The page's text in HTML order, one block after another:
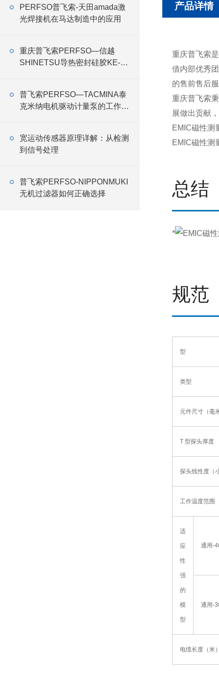
PERFSO普飞索-天田amada激
光焊接机在马达制造中的应用
重庆普飞索PERFSO—信越
SHINETSU导热密封硅胶KE-
普飞索PERFSO—TACMINA泰
克米纳电机驱动计量泵的工作原
宽运动传感器原理详解：从检测
到信号处理
普飞索PERFSO-NIPPONMUKI
无机过滤器如何正确选择
产品详情
重庆普飞索
借内部优秀
的售前售后
重庆普飞索
展做出贡献
EMIC磁性测
EMIC磁性测
总结
*
规范
型
类型
元件尺寸（毫
T 型探头厚度
探头线性度（
工作温度范围
适
应
性
强
的
模
型
通用-
通用-
电缆长度（米